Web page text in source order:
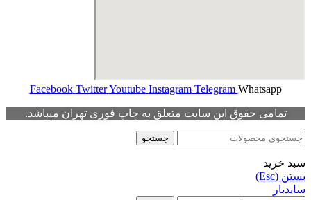
Facebook Twitter Youtube Instagram Telegram Whatsapp
تمامی حقوق این سایت متعلق به چاپ فوری تهران میباشد.
جستجو
سبد خرید
بستن (Esc)
سایدبار